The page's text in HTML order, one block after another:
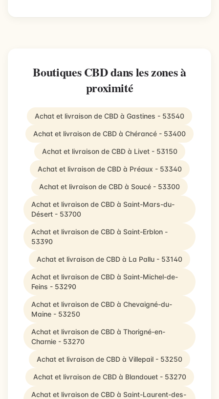
Boutiques CBD dans les zones à
proximité
Achat et livraison de CBD à Gastines - 53540
Achat et livraison de CBD à Chérancé - 53400
Achat et livraison de CBD à Livet - 53150
Achat et livraison de CBD à Préaux - 53340
Achat et livraison de CBD à Soucé - 53300
Achat et livraison de CBD à Saint-Mars-du-
Désert - 53700
Achat et livraison de CBD à Saint-Erblon -
53390
Achat et livraison de CBD à La Pallu - 53140
Achat et livraison de CBD à Saint-Michel-de-
Feins - 53290
Achat et livraison de CBD à Chevaigné-du-
Maine - 53250
Achat et livraison de CBD à Thorigné-en-
Charnie - 53270
Achat et livraison de CBD à Villepail - 53250
Achat et livraison de CBD à Blandouet - 53270
Achat et livraison de CBD à Saint-Laurent-des-